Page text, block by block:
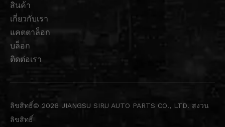
สินค้า
เกี่ยวกับเรา
แคตตาล็อก
บล็อก
ติดต่อเรา
ลิขสิทธิ์© 2026 JIANGSU SIRU AUTO PARTS CO., LTD. สงวน
ลิขสิทธิ์